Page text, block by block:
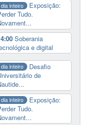
dia inteiro
Exposição:
Tudo.
Soberania
e digital
dia inteiro
Desafio
de
dia inteiro
Exposição:
Tudo.